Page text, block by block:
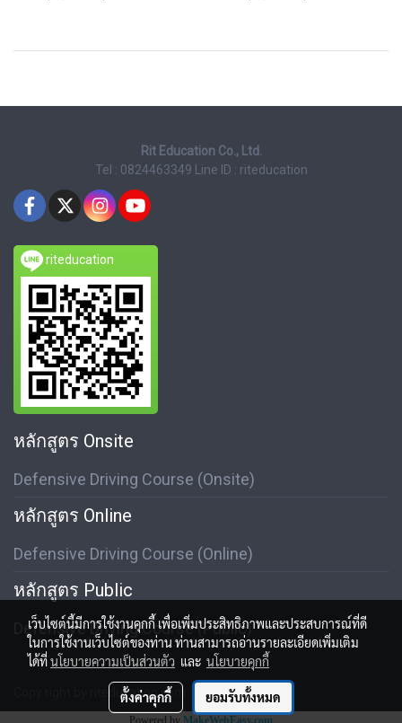
Rit Education Co., Ltd.
Tel : 0824463349
Line ID : riteducation
riteducation
หลักสูตร Onsite
Defensive Driving Course (Onsite)
หลักสูตร Online
Defensive Driving Course (Online)
หลักสูตร Public
Defensive Driving Course (Public)
Copy right by riteducation.com
เว็บไซต์นี้มีการใช้งานคุกกี้ เพื่อเพิ่มประสิทธิภาพและประสบการณ์ที่ดี
ในการใช้งานเว็บไซต์ของท่าน ท่านสามารถอ่านรายละเอียดเพิ่มเติม
ได้ที่นโยบายความเป็นส่วนตัว และ นโยบายคุกกี้
ตั้งค่าคุกกี้ ยอมรับทั้งหมด